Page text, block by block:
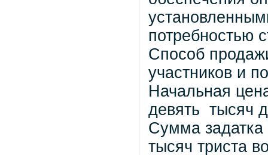
потребностью
Способ
участников и
Начальная
девять тысяч
Сумма
тысяч триста